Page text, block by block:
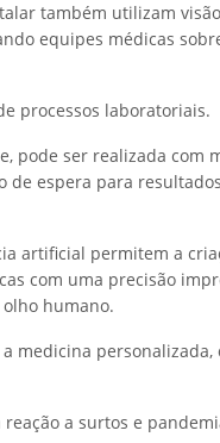
também utilizam
equipes médicas
processos laboratoriais.
pode ser realizada com
espera para
artificial permitem a
com uma precisão
humano.
medicina
a surtos e